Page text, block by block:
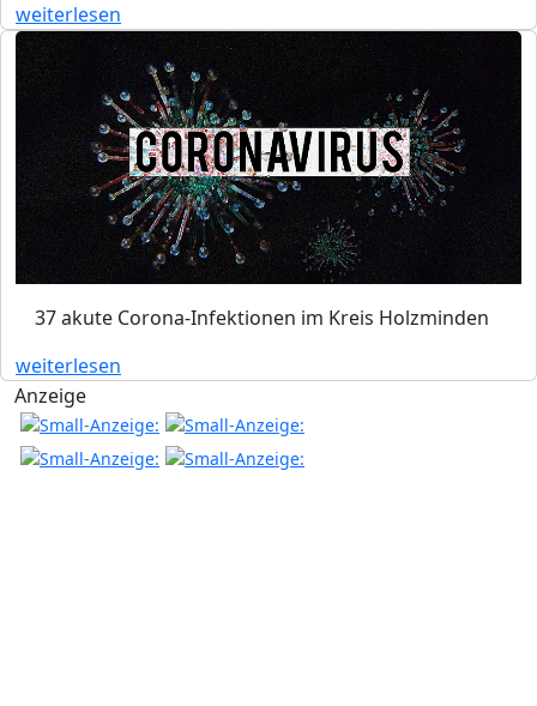
weiterlesen
37 akute Corona-Infektionen im Kreis Holzminden
weiterlesen
Anzeige